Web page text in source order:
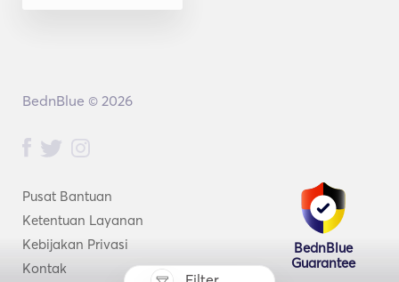
Pusat Bantuan
Ketentuan Layanan
Kebijakan Privasi
Kontak
BednBlue
Guarantee
BednBlue © 2026